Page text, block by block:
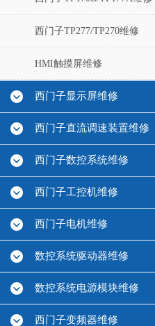
西门子TP277/TP270维修
HMI触摸屏维修
西门子显示屏维修
西门子直流调速装置维修
西门子数控系统维修
西门子工控机维修
西门子电机维修
数控系统驱动器维修
数控系统电源模块维修
西门子变频器维修